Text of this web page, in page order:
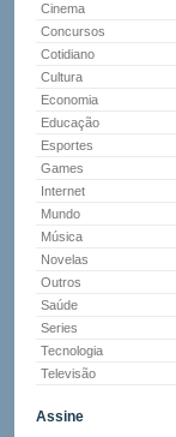
Cinema
Concursos
Cotidiano
Cultura
Economia
Educação
Esportes
Games
Internet
Mundo
Música
Novelas
Outros
Saúde
Series
Tecnologia
Televisão
Assine